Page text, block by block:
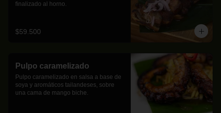
ﬁnalizado al horno.
$59.500
Pulpo caramelizado
Pulpo caramelizado en salsa a base de
soya y aromáticos tailandeses, sobre
una cama de mango biche.